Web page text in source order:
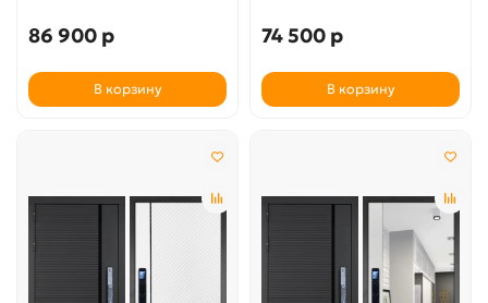
86 900 р
В корзину
74 500 р
В корзину